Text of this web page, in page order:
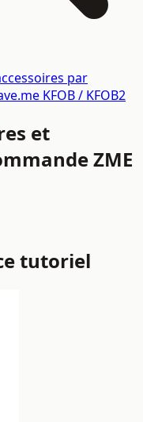
par
KFOB / KFOB2
et
ZME
tutoriel